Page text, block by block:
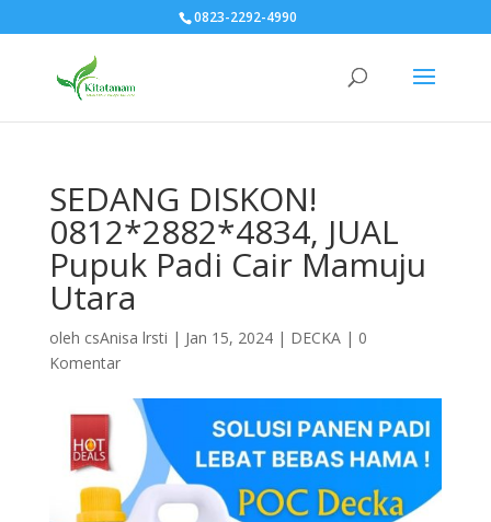
0823-2292-4990
SEDANG DISKON!
0812*2882*4834, JUAL
Pupuk Padi Cair Mamuju
Utara
oleh csAnisa lrsti | Jan 15, 2024| DECKA| 0
Komentar